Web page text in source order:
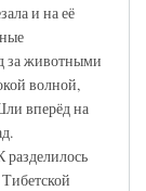
и на её
за животными
волной,
вперёд на